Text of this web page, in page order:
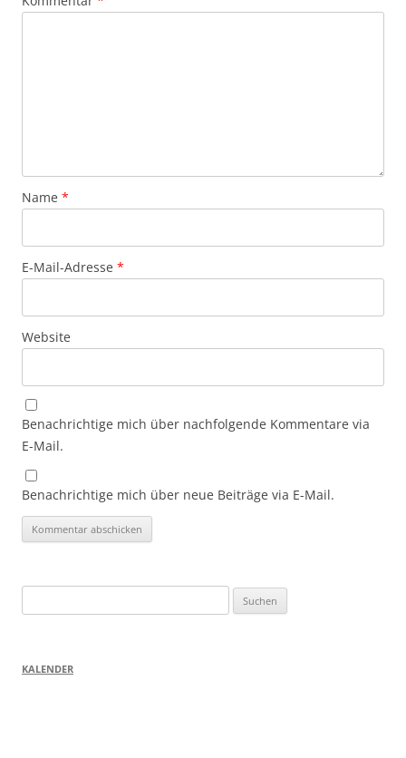
Name *
E-Mail-Adresse *
Website
Benachrichtige mich über nachfolgende Kommentare via
E-Mail.
Benachrichtige mich über neue Beiträge via E-Mail.
nach:
KALENDER